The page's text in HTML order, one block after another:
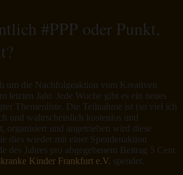
#PPP oder Punkt,
um die Nachfolgeaktion vom Kreativen
letzten Jahr. Jede Woche gibt es ein neues
Themenliste. Die Teilnahme ist (so viel ich
und wahrscheinlich kostenlos und
organisiert und angetrieben wird diese
dies wieder mit einer Spendenaktion
des Jahres pro abgegebenem Beitrag 5 Cent
Kinder Frankfurt e.V. spendet.